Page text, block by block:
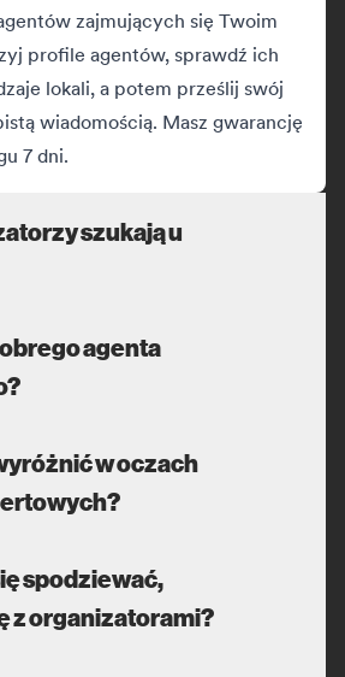
zajmujących się Twoim
profile agentów, sprawdź ich
lokali, a potem prześlij swój
wiadomością. Masz gwarancję
7 dni.
szukają u
agenta
w oczach
spodziewać,
z organizatorami?